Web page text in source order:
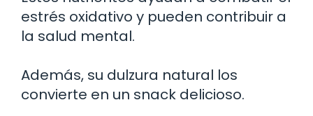
estrés oxidativo y pueden contribuir a
la salud mental.
Además, su dulzura natural los
convierte en un snack delicioso.